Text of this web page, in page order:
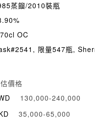
蒸餾/2010裝瓶
OC
限量547瓶,
價格
130,000-240,000
35,000-65,000